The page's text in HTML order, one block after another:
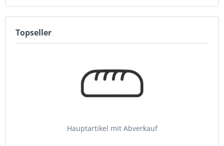
Topseller
Hauptartikel mit Abverkauf